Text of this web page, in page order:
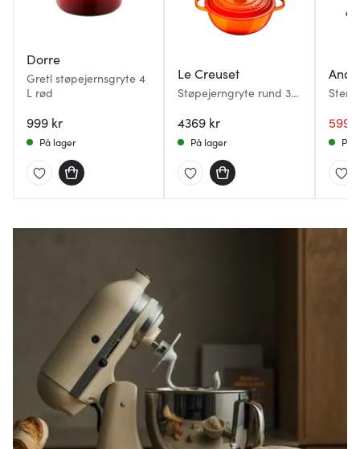
Dorre
Gretl støpejernsgryte 4
L rød
999 kr
På lager
Le Creuset
Støpejerngryte rund 32
4369 kr
På lager
599
På